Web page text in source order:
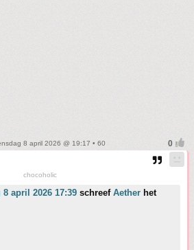
8 april 2026 @ 19:17 • 60
chocoholic
april 2026 17:39 schreef Aether het